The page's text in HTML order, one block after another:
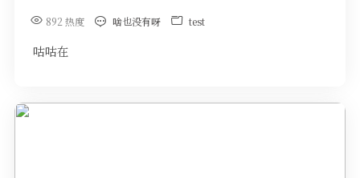
892 热度 啥也没有呀 test
咕咕在